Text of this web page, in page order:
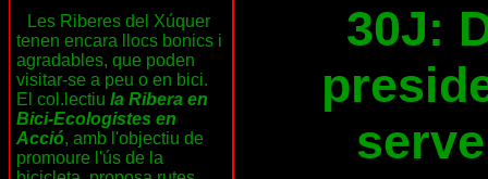
Les Riberes del Xúquer
tenen encara llocs bonics i
agradables, que poden
visitar-se a peu o en bici.
El col.lectiu la Ribera en
Bici-Ecologistes en
Acció, amb l'objectiu de
promoure l'ús de la
30J: